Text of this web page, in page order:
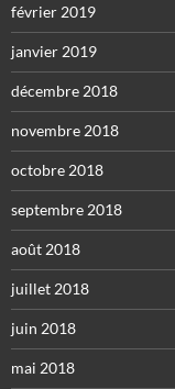
février 2019
janvier 2019
décembre 2018
novembre 2018
octobre 2018
septembre 2018
août 2018
juillet 2018
juin 2018
mai 2018